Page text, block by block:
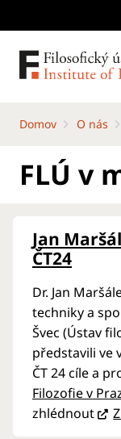
Domov O nás
FLÚ v
Jan
ČT24
Dr. Jan
techniky a
Švec (Ústav
představili ve
ČT 24 cíle a
Filozofie v
zhlédnout